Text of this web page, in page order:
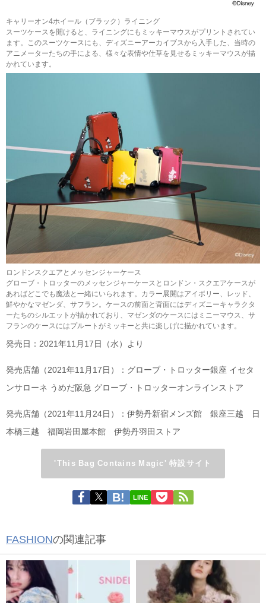
キャリーオン4ホイール（ブラック）ライニング
スーツケースを開けると、ライニングにもミッキーマウスがプリントされてい
ます。このスーツケースにも、ディズニーアーカイブスから入手した、当時の
アニメーターたちの手による、様々な表情や仕草を見せるミッキーマウスが描
かれています。
ロンドンスクエアとメッセンジャーケース
グローブ・トロッターのメッセンジャーケースとロンドン・スクエアケースが
あればどこでも魔法と一緒にいられます。カラー展開はアイボリー、レッド、
鮮やかなマゼンダ、サフラン。ケースの前面と背面にはディズニーキャラクタ
ーたちのシルエットが描かれており、マゼンダのケースにはミニーマウス、サ
フランのケースにはプルートがミッキーと共に楽しげに描かれています。
発売日：2021年11月17日（水）より
発売店舗（2021年11月17日）：グローブ・トロッター銀座 イセタ
ンサローネ うめだ阪急 グローブ・トロッターオンラインストア
発売店舗（2021年11月24日）：伊勢丹新宿メンズ館 銀座三越 日
本橋三越 福岡岩田屋本館 伊勢丹羽田ストア
'This Bag Contains Magic' 特設サイト
LINE
FASHIONの関連記事